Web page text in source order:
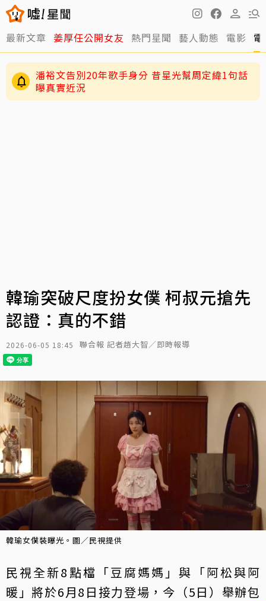
最新文章 姜厚任公開女友 熱門星聞 藝人動態 電影
潘裕文告別20年歌手身分 昔星光幫周定緯1句話
曝真實近況
韓瑜突破尺度扮女僕 柯叔元搶先
認證：真的不錯
2026-06-05 18:45 聯合報 記者趙大智／即時報導
韓瑜女僕裝曝光。圖／民視提供
民視全新8點檔「豆腐媽媽」與「阿松與阿
暖」將於6月8日接力登場，今（5日）舉辦包